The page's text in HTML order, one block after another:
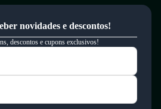
novidades e descontos!
descontos e cupons exclusivos!